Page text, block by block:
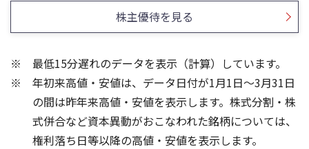
1,800
2,000
2,400
2,600
1,600
1,800
株主優待を見る
最低15分遅れのデータを表示（計算）しています。
年初来高値・安値は、データ日付が1月1日～3月31日
の間は昨年来高値・安値を表示します。株式分割・株
式併合など資本異動がおこなわれた銘柄については、
権利落ち日等以降の高値・安値を表示します。